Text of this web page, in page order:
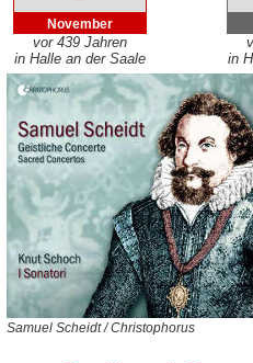
November
vor 439 Jahren
in Halle an der Saale
in
Samuel Scheidt / Christophorus